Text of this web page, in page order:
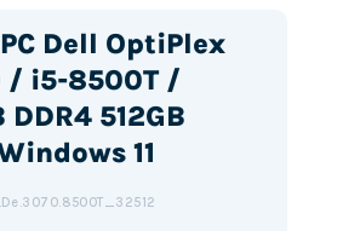
Dell OptiPlex
/ i5-8500T /
DDR4 512GB
11